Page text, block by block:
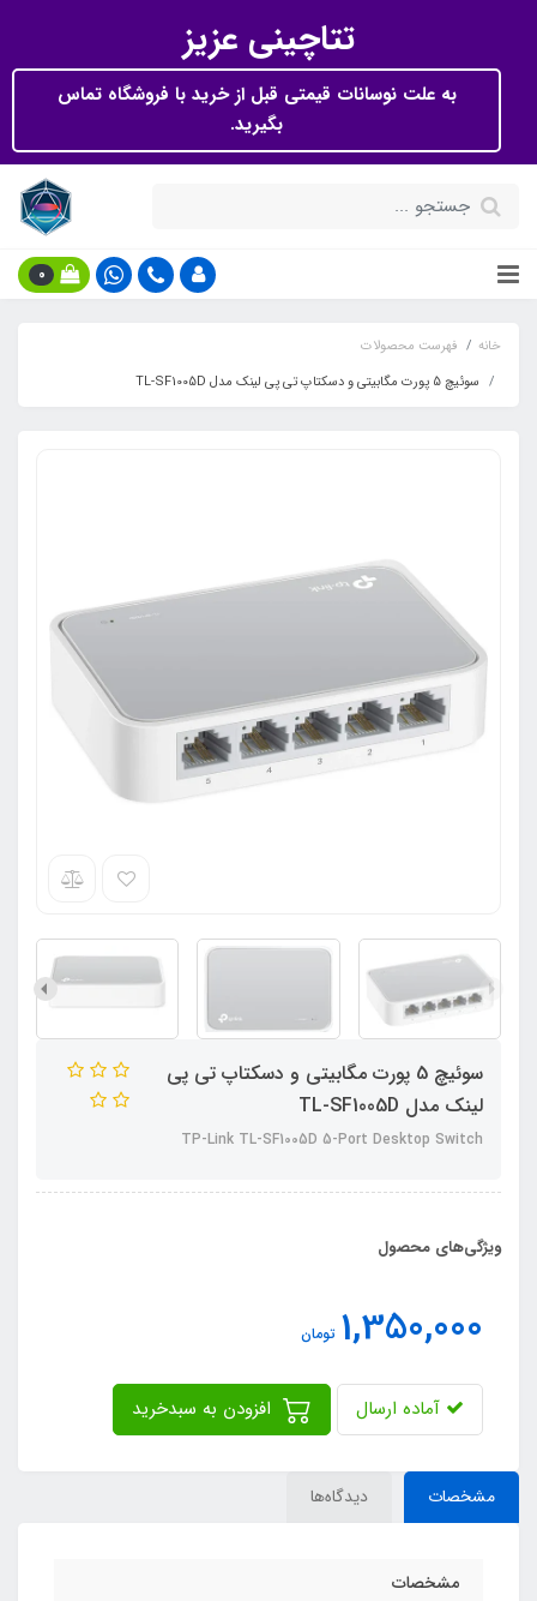
تتاچینی عزیز
به علت نوسانات قیمتی قبل از خرید با فروشگاه تماس
بگیرید.
0
خانه
فهرست محصولات
سوئیچ 5 پورت مگابیتی و دسکتاپ تی پی لینک مدل TL-SF1005D
سوئیچ 5 پورت مگابیتی و دسکتاپ تی پی
لینک مدل TL-SF1005D
TP-Link TL-SF1005D 5-Port Desktop Switch
ویژگی‌های محصول
1,350,000 تومان
آماده ارسال
مشخصات دیدگاه‌ها
مشخصات